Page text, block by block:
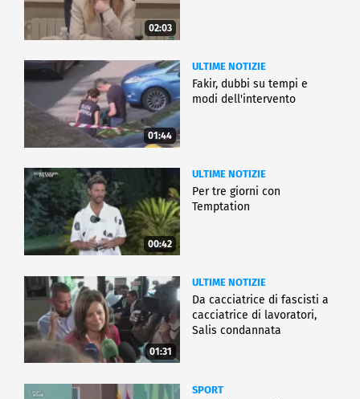
02:03
01:44
ULTIME NOTIZIE
Fakir, dubbi su tempi e
modi dell'intervento
00:42
ULTIME NOTIZIE
Per tre giorni con
Temptation
01:31
ULTIME NOTIZIE
Da cacciatrice di fascisti a
cacciatrice di lavoratori,
Salis condannata
SPORT